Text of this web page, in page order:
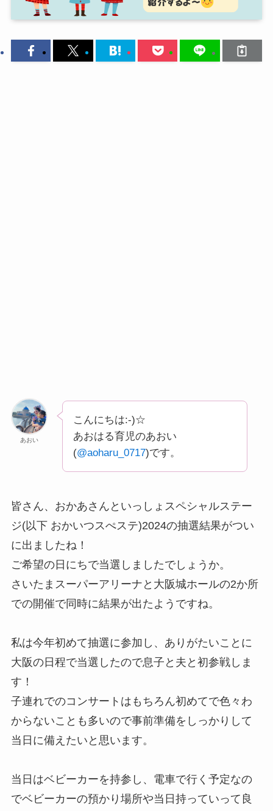
あおい
こんにちは:-)☆
あおはる育児のあおい
(@aoharu_0717)です。
皆さん、おかあさんといっしょスペシャルステー
ジ(以下 おかいつスぺステ)2024の抽選結果がつい
に出ましたね！
ご希望の日にちで当選しましたでしょうか。
さいたまスーパーアリーナと大阪城ホールの2か所
での開催で同時に結果が出たようですね。
私は今年初めて抽選に参加し、ありがたいことに
大阪の日程で当選したので息子と夫と初参戦しま
す！
子連れでのコンサートはもちろん初めてで色々わ
からないことも多いので事前準備をしっかりして
当日に備えたいと思います。
当日はベビーカーを持参し、電車で行く予定なの
でベビーカーの預かり場所や当日持っていって良